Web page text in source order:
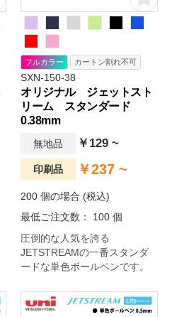
フルカラー カートン割れ不可
SXN-150-38
オリジナル ジェットスト
リーム スタンダード
0.38mm
無地品 ￥129 ~
印刷品 ￥237 ~
200 個の場合 (税込)
最低ご注文数： 100 個
圧倒的な人気を誇る
JETSTREAMの一番スタンダ
ードな単色ボールペンです。